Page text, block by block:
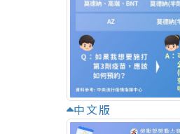
中文版